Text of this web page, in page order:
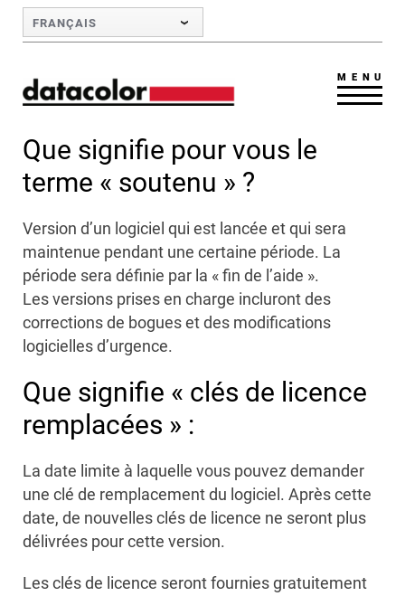
Skip to Main Content
FRANÇAIS
MENU
Que signifie pour vous le
terme « soutenu » ?
Version d’un logiciel qui est lancée et qui sera
maintenue pendant une certaine période. La
période sera définie par la « fin de l’aide ».
Les versions prises en charge incluront des
corrections de bogues et des modifications
logicielles d’urgence.
Que signifie « clés de licence
remplacées » :
La date limite à laquelle vous pouvez demander
une clé de remplacement du logiciel. Après cette
date, de nouvelles clés de licence ne seront plus
délivrées pour cette version.
Les clés de licence seront fournies gratuitement